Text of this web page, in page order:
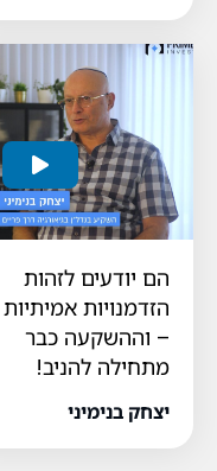
הם יודעים לזהות
הזדמנויות אמיתיות
– וההשקעה כבר
מתחילה להניב!
יצחק בנימיני